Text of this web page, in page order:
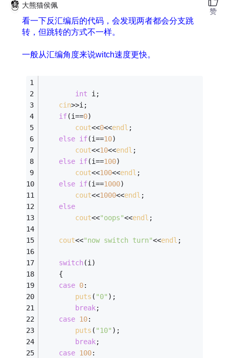
大熊猫侯佩
看一下反汇编后的代码，会发现两者都会分支跳
转，但跳转的方式不一样。
一般从汇编角度来说witch速度更快。
int i;
cin>>i;
if(i==0)
cout<<0<<endl ;
else if(i==10)
cout<<10<<endl ;
else if(i==100)
cout<<100<<endl ;
else if(i==1000)
cout<<1000<<endl ;
else
cout<<"oops"<<endl ;
cout<<"now switch turn"<<endl ;
switch(i)
	{
case 0:
puts ( "0" );
break;
case 10:
puts ( "10" );
break;
case 100:
赞